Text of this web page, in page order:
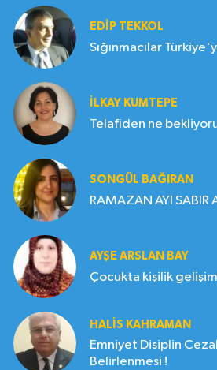
EDIP TEKKOL
Sığınmacılar
İLKAY KUMTEPE
Telafiden ne
SONGÜL BAĞIRAN
RAMAZAN AYI SABIR
AYŞE ARSLAN BAY
Çocukta kişilik
HALIS KAHRAMAN
Emniyet Disiplin
Belirlenmesi !